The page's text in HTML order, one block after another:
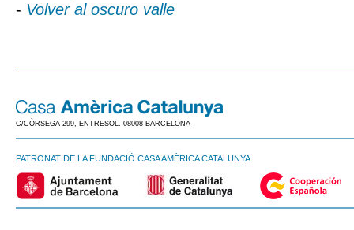
- Volver al oscuro valle
C/CÒRSEGA 299, ENTRESOL. 08008 BARCELONA
PATRONAT DE LA FUNDACIÓ CASA AMÈRICA CATALUNYA